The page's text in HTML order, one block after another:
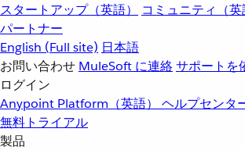
スタートアップ（英語）
コミュニティ（英
パートナー
English (Full site) 日本語
お問い合わせ MuleSoft に連絡サポートを
ログイン
Anypoint Platform（英語） ヘルプセンタ
無料トライアル
製品